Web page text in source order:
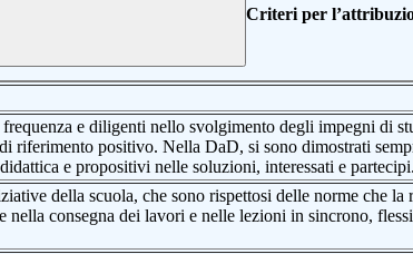
Criteri per
e diligenti nello svolgimento degli impegni di
riferimento positivo. Nella DaD, si sono dimostrati
e propositivi nelle soluzioni, interessati e partecipi.
della scuola, che sono rispettosi delle norme che
consegna dei lavori e nelle lezioni in sincrono,